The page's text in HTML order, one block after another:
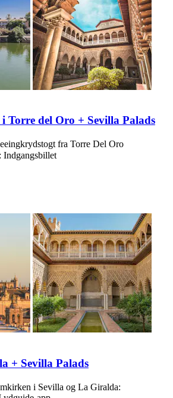
Torre del Oro + Sevilla Palads
fra Torre Del Oro
Indgangsbillet
+ Sevilla Palads
i Sevilla og La Giralda: